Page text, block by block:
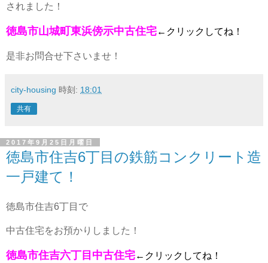
されました！
徳島市山城町東浜傍示中古住宅←クリックしてね！
是非お問合せ下さいませ！
city-housing 時刻: 18:01
共有
2017年9月25日月曜日
徳島市住吉6丁目の鉄筋コンクリート造
一戸建て！
徳島市住吉6丁目で
中古住宅をお預かりしました！
徳島市住吉六丁目中古住宅←クリックしてね！